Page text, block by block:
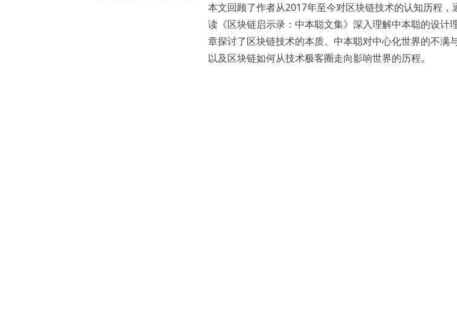
本文回顾了作者从2017年至今对区块链技术的认知历程，
读《区块链启示录：中本聪文集》深入理解中本聪的设计
章探讨了区块链技术的本质、中本聪对中心化世界的不满
以及区块链如何从技术极客圈走向影响世界的历程。